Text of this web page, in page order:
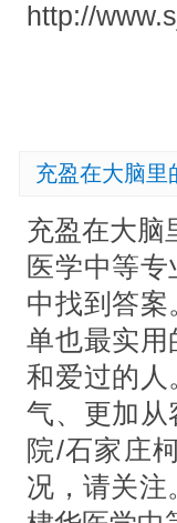
http://
充盈在大脑里
充盈在大脑
医学中等
中找到答
单也最实
和爱过的
气、更加
院/石家庄
况，请关注